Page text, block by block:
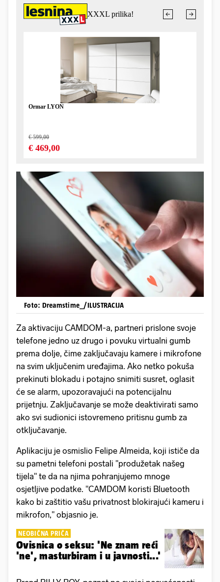
Foto: Dreamstime_/ILUSTRACIJA
Za aktivaciju CAMDOM-a, partneri prislone svoje
telefone jedno uz drugo i povuku virtualni gumb
prema dolje, čime zaključavaju kamere i mikrofone
na svim uključenim uređajima. Ako netko pokuša
prekinuti blokadu i potajno snimiti susret, oglasit
će se alarm, upozoravajući na potencijalnu
prijetnju. Zaključavanje se može deaktivirati samo
ako svi sudionici istovremeno pritisnu gumb za
otključavanje.
Aplikaciju je osmislio Felipe Almeida, koji ističe da
su pametni telefoni postali "produžetak našeg
tijela" te da na njima pohranjujemo mnoge
osjetljive podatke. "CAMDOM koristi Bluetooth
kako bi zaštitio vašu privatnost blokirajući kameru i
mikrofon," objasnio je.
NEOBIČNA PRIČA
Ovisnica o seksu: 'Ne znam reći
'ne', masturbiram i u javnosti...'